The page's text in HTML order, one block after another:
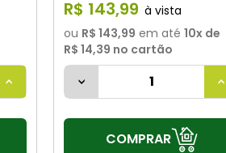
R$ 143,99
ou R$ 143,99 em até 10x de
R$ 14,39 no cartão
COMPRAR